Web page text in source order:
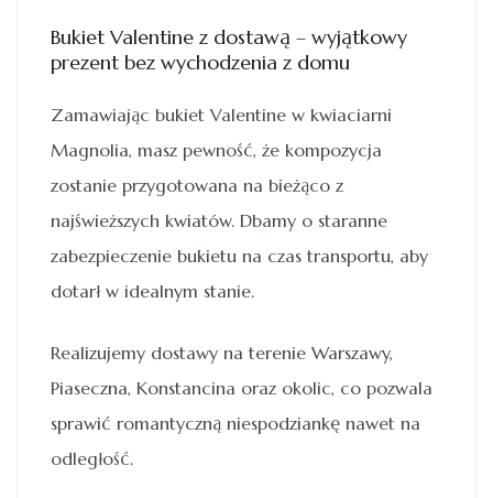
Bukiet Valentine z dostawą – wyjątkowy
prezent bez wychodzenia z domu
Zamawiając bukiet Valentine w kwiaciarni
Magnolia, masz pewność, że kompozycja
zostanie przygotowana na bieżąco z
najświeższych kwiatów. Dbamy o staranne
zabezpieczenie bukietu na czas transportu, aby
dotarł w idealnym stanie.
Realizujemy dostawy na terenie Warszawy,
Piaseczna, Konstancina oraz okolic, co pozwala
sprawić romantyczną niespodziankę nawet na
odległość.